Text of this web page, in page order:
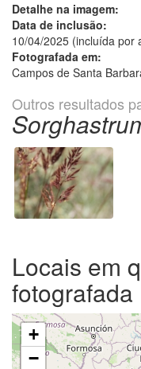
Detalhe na imagem:
Data de inclusão:
10/04/2025 (incluída por
Fotografada em:
Campos de Santa
Outros resultados
Locais em
fotografada
+
−